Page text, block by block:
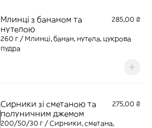
Млинці з бананом та
нутелою
285,00 ₴
260 г / Млинці, банан, нутела, цукрова
пудра
Сирники зі сметаною та
полуничним джемом
275,00 ₴
200/50/30 г / Сирники, сметана,